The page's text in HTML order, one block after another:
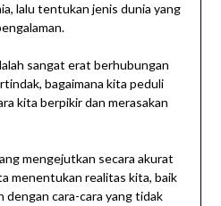
lalu tentukan jenis dunia yang
sangat erat berhubungan
bagaimana kita peduli
kita berpikir dan merasakan
mengejutkan secara akurat
menentukan realitas kita, baik
dengan cara-cara yang tidak